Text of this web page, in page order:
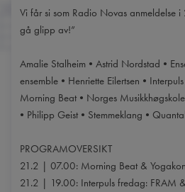
Vi får si som Radio Novas anmeldelse
gå glipp av!”
Amalie Stalheim • Astrid Nordstad •
ensemble • Henriette Eilertsen •
Morning Beat • Norges
• Philipp Geist • Stemmeklang •
PROGRAMOVERSIKT
21.2 | 07.00: Morning Beat &
21.2 | 19.00: Interpuls fredag: FRAM